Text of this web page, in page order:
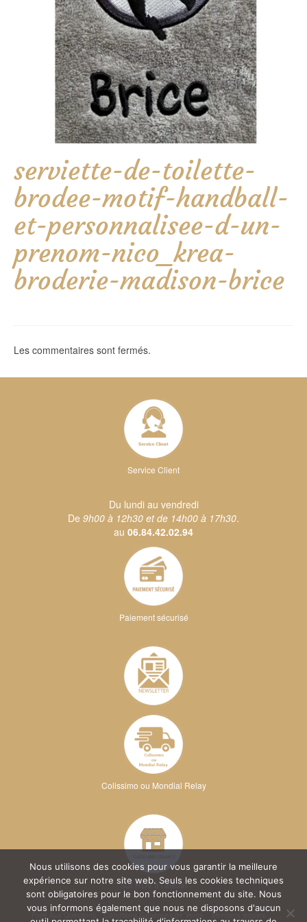
serviette-de-toilette-
brodee-motif-handball-
et-personnalisee-d-un-
prenom-nico_krea-
broderie-madison-brice
Les commentaires sont fermés.
Service Client
Du lundi au vendredi
De 9h00 à 12h30 et de 14h00 à 17h30.
au 06.84.42.02.94
Paiement sécurisé
Colissimo ou Mondial Relay
Sur RDV à l'atelier
Conditions Générales de Vente Mentions légales
Nous utilisons des cookies pour vous garantir la meilleure
expérience sur notre site web. Seuls les cookies techniques
sont obligatoires pour le bon fonctionnement du site. Nous
vous informons également que nous ne disposons d'aucun